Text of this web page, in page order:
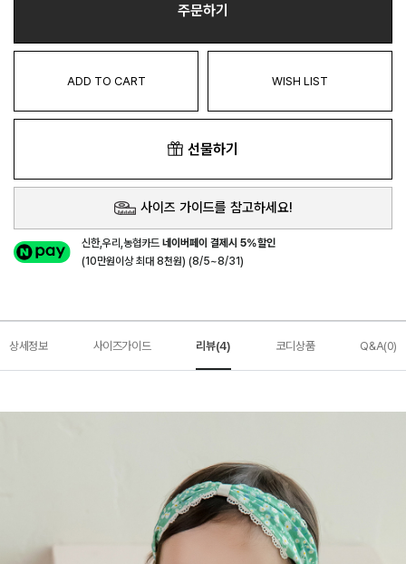
주문하기
ADD TO CART WISH LIST
선물하기
사이즈 가이드를 참고하세요!
신한,우리,농협카드네이버페이 결제시 5%할인
(10만원이상 최대 8천원) (8/5~8/31)
상세정보 사이즈가이드 리뷰(4) 코디상품 Q&A(0)